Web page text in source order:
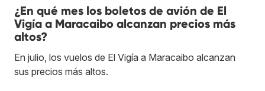
¿En qué mes los boletos de avión de El
Vigía a Maracaibo alcanzan precios más
altos?
En julio, los vuelos de El Vigía a Maracaibo alcanzan
sus precios más altos.